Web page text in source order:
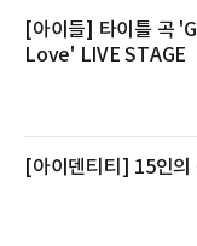
전복은 산지에서 채취한 뒤
방식으로 운영된다. 신선도
큼 이르면 다음 날 오전 배
[아이들] 타이틀 곡
Love' LIVE STAGE
[아이덴티티] 15인의